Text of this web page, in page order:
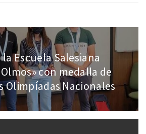
Escuela Salesiana
con medalla de
Olimpíadas Nacionales